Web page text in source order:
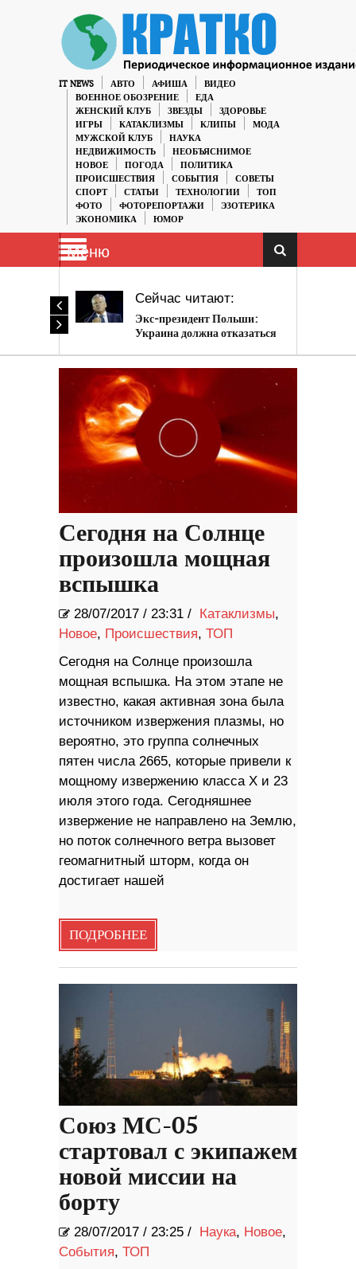
IT NEWS АВТО АФИША
ВИДЕО
ВОЕННОЕ ОБОЗРЕНИЕ
ЕДА
ЖЕНСКИЙ КЛУБ
ЗВЕЗДЫ
ЗДОРОВЬЕ
ИГРЫ
КАТАКЛИЗМЫ КЛИПЫ
МОДА
МУЖСКОЙ КЛУБ
НАУКА
НЕДВИЖИМОСТЬ
НЕОБЪЯСНИМОЕ
НОВОЕ
ПОГОДА
ПОЛИТИКА
ПРОИСШЕСТВИЯ
СОБЫТИЯ
СОВЕТЫ
СПОРТ
СТАТЬИ ТЕХНОЛОГИИ
ТОП
ФОТО
ФОТОРЕПОРТАЖИ
ЭЗОТЕРИКА
ЭКОНОМИКА
ЮМОР
Меню
Сейчас читают:
Экс-президент Польши:
Украина должна отказаться
Сегодня на Солнце
произошла мощная
вспышка
28/07/2017 / 23:31 / Катаклизмы,
Новое, Происшествия, ТОП
Сегодня на Солнце произошла
мощная вспышка. На этом этапе не
известно, какая активная зона была
источником извержения плазмы, но
вероятно, это группа солнечных
пятен числа 2665, которые привели к
мощному извержению класса X и 23
июля этого года. Сегодняшнее
извержение не направлено на Землю,
но поток солнечного ветра вызовет
геомагнитный шторм, когда он
достигает нашей
ПОДРОБНЕЕ
Союз МС-05
стартовал с экипажем
новой миссии на
борту
28/07/2017 / 23:25 / Наука, Новое,
События, ТОП